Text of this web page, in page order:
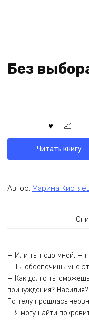
Без
Читать книгу
Автор: Марина
— Или ты подо мной, —
— Ты обеспечишь мне
— Как долго ты
принуждения? Насилия?
По телу прошлась
— Я могу найти